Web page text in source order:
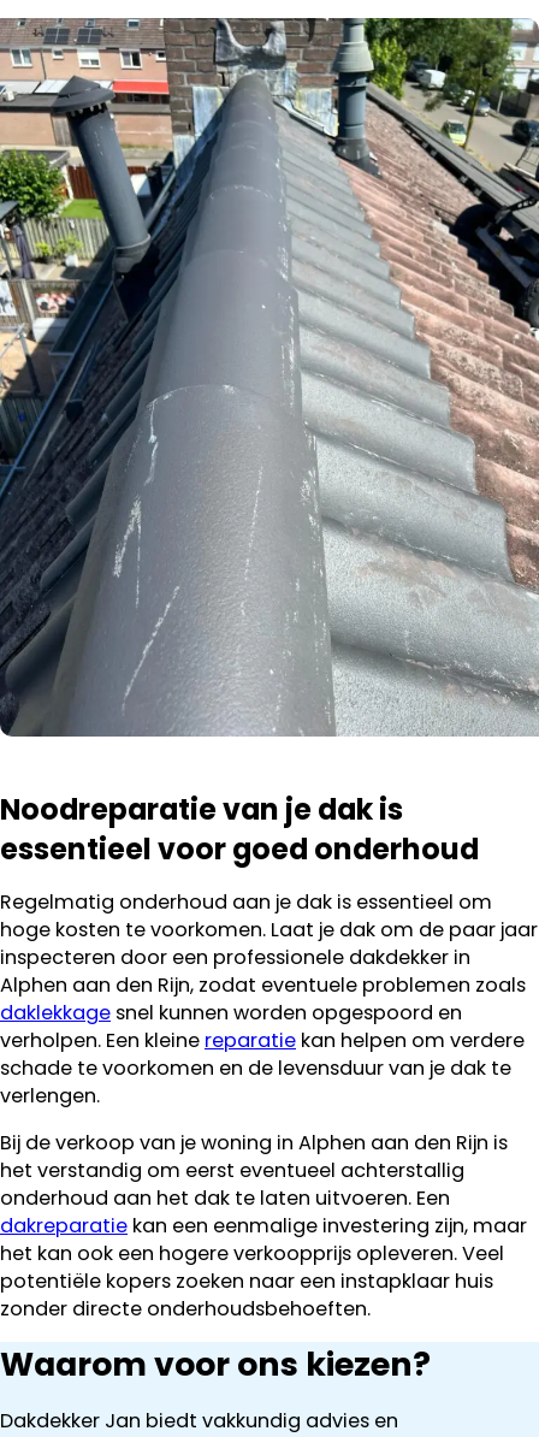
Noodreparatie van je dak is
essentieel voor goed onderhoud
Regelmatig onderhoud aan je dak is essentieel om
hoge kosten te voorkomen. Laat je dak om de paar jaar
inspecteren door een professionele dakdekker in
Alphen aan den Rijn, zodat eventuele problemen zoals
daklekkage snel kunnen worden opgespoord en
verholpen. Een kleine reparatie kan helpen om verdere
schade te voorkomen en de levensduur van je dak te
verlengen.
Bij de verkoop van je woning in Alphen aan den Rijn is
het verstandig om eerst eventueel achterstallig
onderhoud aan het dak te laten uitvoeren. Een
dakreparatie kan een eenmalige investering zijn, maar
het kan ook een hogere verkoopprijs opleveren. Veel
potentiële kopers zoeken naar een instapklaar huis
zonder directe onderhoudsbehoeften.
Waarom voor ons kiezen?
Dakdekker Jan biedt vakkundig advies en